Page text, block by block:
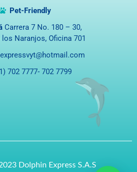
Pet-Friendly
Carrera 7 No. 180 – 30,
Naranjos, Oficina 701
702 7777- 702 7799
Dolphin Express S.A.S